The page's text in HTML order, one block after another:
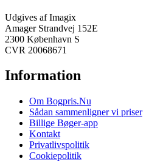
Udgives af Imagix
Amager Strandvej 152E
2300 København S
CVR 20068671
Information
Om Bogpris.Nu
Sådan sammenligner vi priser
Billige Bøger-app
Kontakt
Privatlivspolitik
Cookiepolitik